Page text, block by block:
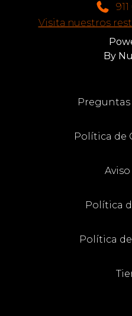
Visita nuestros
By
Política de
Aviso
Política
Política